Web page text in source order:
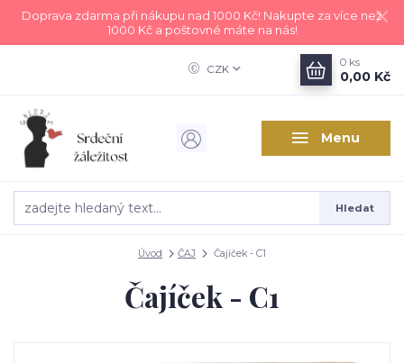
Doprava zdarma při nákupu nad 1000 Kč! Nakupte za více než
1000 Kč a poštovné máte na nás!
Menu
CZK
Hledat
0 ks
0,00 Kč
Úvod ČAJ Čajíček - C1
Čajíček - C1